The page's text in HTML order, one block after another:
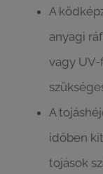
A
anyagi
vagy
A
időben
tojások